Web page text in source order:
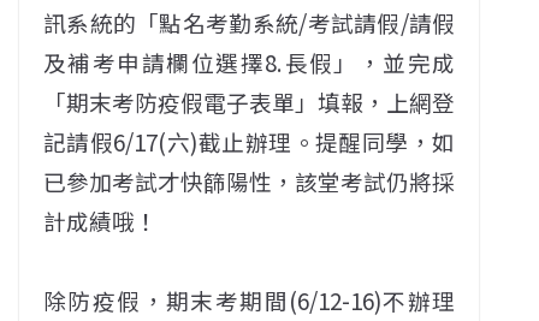
訊系統的「點名考勤系統/考試請假/請假
及補考申請欄位選擇8.長假」，並完成
「期末考防疫假電子表單」填報，上網登
記請假6/17(六)截止辦理。提醒同學，如
已參加考試才快篩陽性，該堂考試仍將採
計成績哦！
除防疫假，期末考期間(6/12-16)不辦理